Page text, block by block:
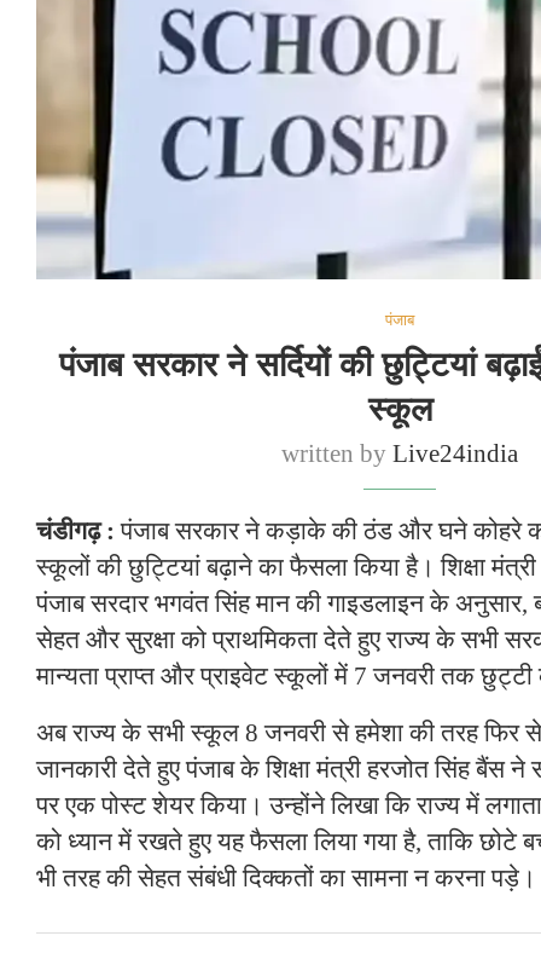
पंजाब
पंजाब सरकार ने सर्दियों की छुट्टियां
स्कूल
written byLive24india
चंडीगढ़ :पंजाब सरकार ने कड़ाके की ठंड और घने कोहरे
स्कूलों की छुट्टियां बढ़ाने का फैसला किया है। शिक्षा
पंजाब सरदार भगवंत सिंह मान की गाइडलाइन के
सेहत और सुरक्षा को प्राथमिकता देते हुए राज्य के सभी
मान्यता प्राप्त और प्राइवेट स्कूलों में 7 जनवरी तक छुट्टी
अब राज्य के सभी स्कूल 8 जनवरी से हमेशा की तरह फिर
जानकारी देते हुए पंजाब के शिक्षा मंत्री हरजोत सिंह बैंस ने
पर एक पोस्ट शेयर किया। उन्होंने लिखा कि राज्य में
को ध्यान में रखते हुए यह फैसला लिया गया है, ताकि छोटे
भी तरह की सेहत संबंधी दिक्कतों का सामना न करना पड़े।